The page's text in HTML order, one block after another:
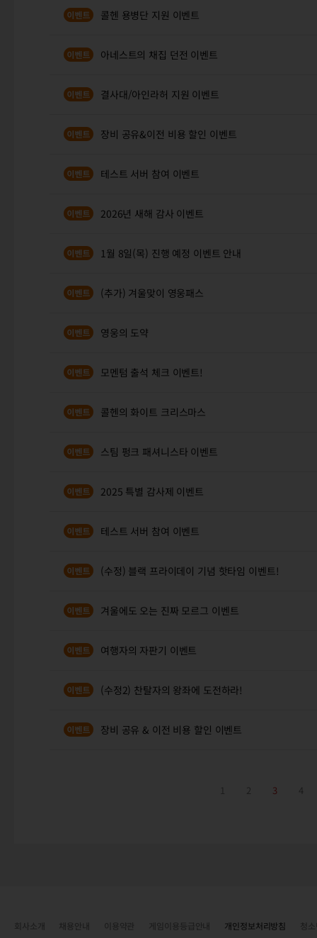
콜헨 용병단 지원 이벤트
아네스트의 채집 던전 이벤트
결사대/아인라허 지원 이벤트
장비 공유&이전 비용 할인 이벤트
테스트 서버 참여 이벤트
2026년 새해 감사 이벤트
1월 8일(목) 진행 예정 이벤트 안내
(추가) 겨울맞이 영웅패스
영웅의 도약
모멘텀 출석 체크 이벤트!
콜헨의 화이트 크리스마스
스팀 펑크 패셔니스타 이벤트
2025 특별 감사제 이벤트
테스트 서버 참여 이벤트
(수정) 블랙 프라이데이 기념 핫타임 이벤트!
겨울에도 오는 진짜 모르그 이벤트
여행자의 자판기 이벤트
(수정2) 찬탈자의 왕좌에 도전하라!
장비 공유 & 이전 비용 할인 이벤트
1 2 3 4
개인정보처리방침